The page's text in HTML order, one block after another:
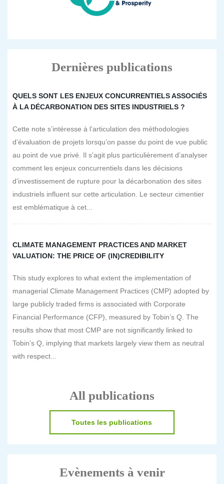
Dernières publications
QUELS SONT LES ENJEUX CONCURRENTIELS ASSOCIÉS
À LA DÉCARBONATION DES SITES INDUSTRIELS ?
Cette note s’intéresse à l’articulation des méthodologies
d’évaluation de projets lorsqu’on passe du point de vue public
au point de vue privé. Il s’agit plus particulièrement d’analyser
comment les enjeux concurrentiels dans les décisions
d’investissement de rupture pour la décarbonation des sites
industriels influent sur cette articulation. Le secteur cimentier
est emblématique à cet...
CLIMATE MANAGEMENT PRACTICES AND MARKET
VALUATION: THE PRICE OF (IN)CREDIBILITY
This study explores to what extent the implementation of
managerial Climate Management Practices (CMP) adopted by
large publicly traded firms is associated with Corporate
Financial Performance (CFP), measured by Tobin’s Q. The
results show that most CMP are not significantly linked to
Tobin’s Q, implying that markets largely view them as neutral
with respect...
All publications
Toutes les publications
Evènements à venir